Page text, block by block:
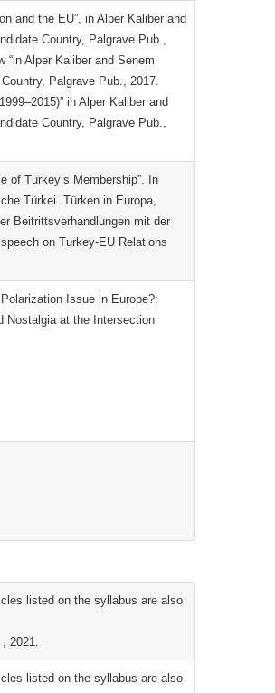
and the EU”, in Alper Kaliber and
Country, Palgrave Pub.,
“in Alper Kaliber and Senem
Palgrave Pub., 2017.
in Alper Kaliber and
Country, Palgrave Pub.,
of Turkey’s Membership”. In
Türkei. Türken in Europa,
Beitrittsverhandlungen mit der
on Turkey-EU Relations
Issue in Europe?:
Nostalgia at the Intersection
listed on the syllabus are also
2021.
listed on the syllabus are also